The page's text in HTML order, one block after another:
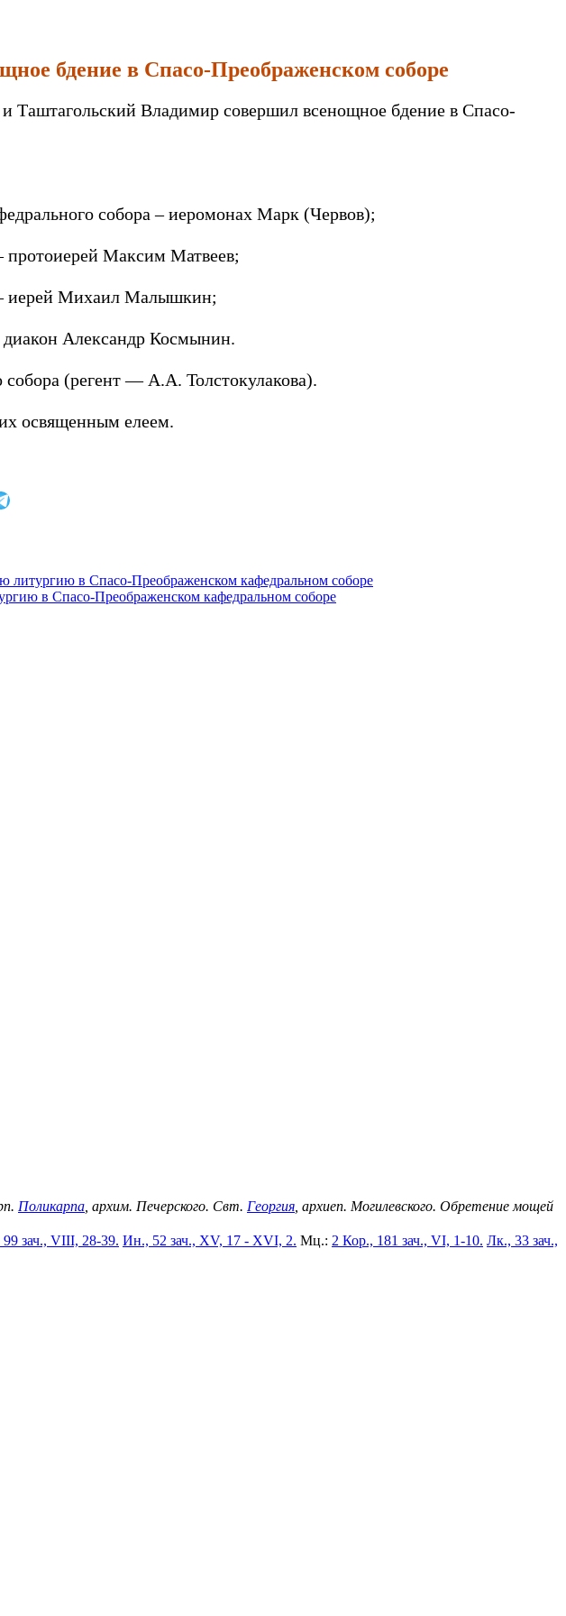
бдение в Спасо-Преображенском соборе
Таштагольский Владимир совершил всенощное бдение в Спасо-
собора – иеромонах Марк (Червов);
протоиерей Максим Матвеев;
– иерей Михаил Малышкин;
диакон Александр Космынин.
(регент — А.А. Толстокулакова).
освященным елеем.
в Спасо-Преображенском кафедральном соборе
в Спасо-Преображенском кафедральном соборе
Поликарпа , архим. Печерского. Свт. Георгия , архиеп. Могилевского. Обретение мощей
зач., VIII, 28-39. Ин., 52 зач., XV, 17 - XVI, 2. Мц.: 2 Кор., 181 зач., VI, 1-10. Лк., 33 зач.,